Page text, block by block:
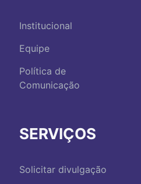
Institucional
Equipe
Política de
Comunicação
SERVIÇOS
Solicitar divulgação